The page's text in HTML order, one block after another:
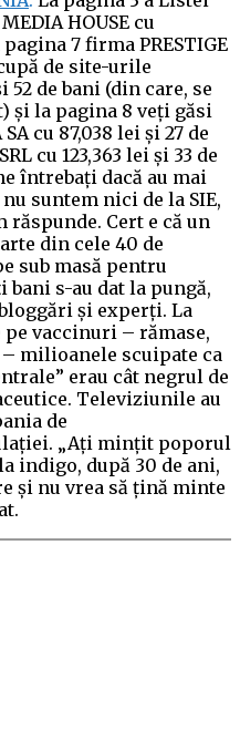
HOUSE cu
7 firma PRESTIGE
de site-urile
52 de bani (din care, se
și la pagina 8 veți găsi
cu 87,038 lei și 27 de
cu 123,363 lei și 33 de
întrebați dacă au mai
suntem nici de la SIE,
răspunde. Cert e că un
din cele 40 de
sub masă pentru
s-au dat la pungă,
și experți. La
vaccinuri – rămase,
milioanele scuipate ca
erau cât negrul de
Televiziunile au
de
„Ați mințit poporul
indigo, după 30 de ani,
și nu vrea să țină minte